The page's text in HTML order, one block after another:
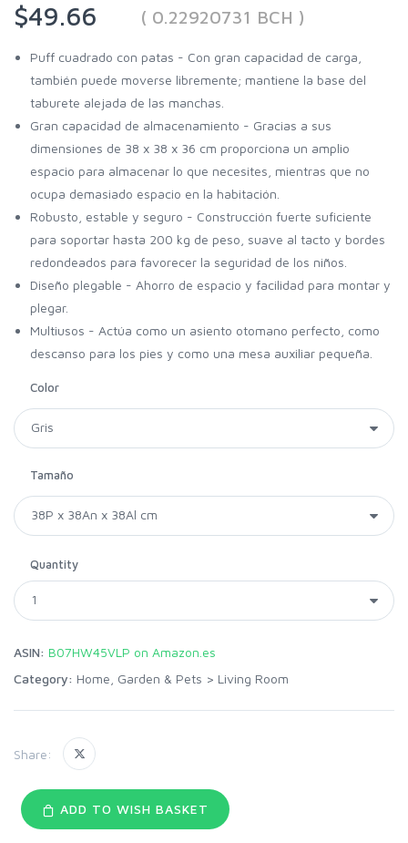
$49.66
( 0.22920731 BCH )
Puff cuadrado con patas - Con gran capacidad de carga,
también puede moverse libremente; mantiene la base del
taburete alejada de las manchas.
Gran capacidad de almacenamiento - Gracias a sus
dimensiones de 38 x 38 x 36 cm proporciona un amplio
espacio para almacenar lo que necesites, mientras que no
ocupa demasiado espacio en la habitación.
Robusto, estable y seguro - Construcción fuerte suficiente
para soportar hasta 200 kg de peso, suave al tacto y bordes
redondeados para favorecer la seguridad de los niños.
Diseño plegable - Ahorro de espacio y facilidad para montar y
plegar.
Multiusos - Actúa como un asiento otomano perfecto, como
descanso para los pies y como una mesa auxiliar pequeña.
Color
Tamaño
Quantity
ASIN: B07HW45VLP on Amazon.es
Category: Home, Garden & Pets > Living Room
Share:
ADD TO WISH BASKET